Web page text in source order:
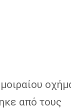
από τους